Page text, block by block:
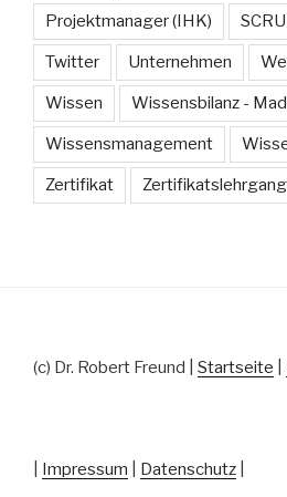
Projektmanager (IHK)
Twitter Unternehmen
Wissen Wissensbilanz -
Wissensmanagement
Zertifikat Zertifikatslehrgang
(c) Dr. Robert Freund | Startseite
Impressum Datenschutz